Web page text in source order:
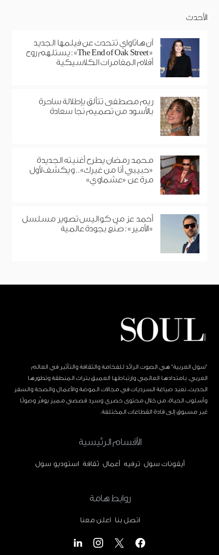
الأحدث
آن هاثاواي تتحدث عن فيلمها الجديد
«The End of Oak Street»: يستلهم روح
أفلام المغامرات الكلاسيكية
ريم مصطفى تتألق بإطلالة ساحرة
بالأسود من تصميم نجا سعادة
محمد رمضان يطرح أغنيته الجديدة
«حبيبي أنا من غيرك».. ويكشف لأول
مرة عن «عشماوي»
أحمد عز من كواليس تصوير مسلسل
«الأمير»: صُنع بجودة عالمية
"سول العربية" هي الصوت الرائد للفخامة والثقافة والتأثير في العالم
العربي. بامتدادها العالمي وارتباطها العميق بتراث المنطقة وتطورها
الحديث، نعيد صياغة السرديات في مجالات الموضة والأعمال والصحة والسفر
وأسلوب الحياة، من خلال محتوى حصري وسرد قصصي مميز يوفّر وصولًا
غير مسبوق إلى قادة القطاعات المختلفة.
الأقسام الرئيسية
أيقونات سول ترفيه أعمال ثقافة استوديو سول
روابط هامة
اتصل بنا اعلن معنا